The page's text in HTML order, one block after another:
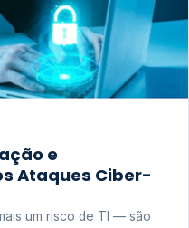
e
Ataques Ciber-
um risco de TI — são